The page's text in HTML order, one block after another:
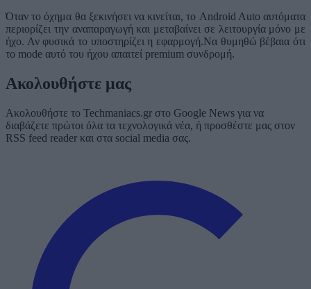
Όταν το όχημα θα ξεκινήσει να κινείται, το Android Auto αυτόματα
περιορίζει την αναπαραγωγή και μεταβαίνει σε λειτουργία μόνο με
ήχο. Αν φυσικά το υποστηρίζει η εφαρμογή.Να θυμηθώ βέβαια ότι
το mode αυτό του ήχου απαιτεί premium συνδρομή.
Ακολουθήστε μας
Ακολουθήστε το Techmaniacs.gr στο Google News για να
διαβάζετε πρώτοι όλα τα τεχνολογικά νέα, ή προσθέστε μας στον
RSS feed reader και στα social media σας.